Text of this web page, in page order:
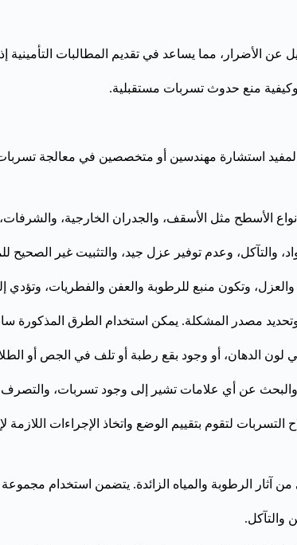
الأضرار، مما يساعد في تقديم المطالبات التأمينية
منع حدوث تسربات مستقبلية.
استشارة مهندسين أو متخصصين في معالجة
الأسطح مثل الأسقف، والجدران الخارجية،
وعدم توفير عزل جيد، والتثبيت غير الصحيح
وتكون منبع للرطوبة والعفن والفطريات، وتؤدي
مصدر المشكلة. يمكن استخدام الطرق المذكورة
الدهان، أو وجود بقع رطبة أو تلف في الجص أو
والبحث عن أي علامات تشير إلى وجود تسربات،
لتقوم بتقييم الوضع واتخاذ الإجراءات
آثار الرطوبة والمياه الزائدة. يتضمن استخدام
والتآكل.